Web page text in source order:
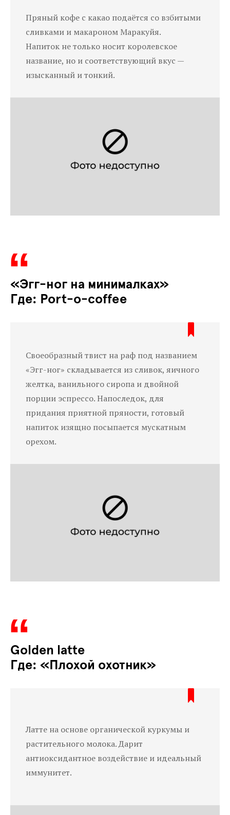
Пряный кофе с какао подаётся со взбитыми
сливками и макароном Маракуйя.
Напиток не только носит королевское
название, но и соответствующий вкус —
изысканный и тонкий.
«Эгг-ног на минималках»
Где: Port-o-coffee
Своеобразный твист на раф под названием
«Эгг-ног» складывается из сливок, яичного
желтка, ванильного сиропа и двойной
порции эспрессо. Напоследок, для
придания приятной пряности, готовый
напиток изящно посыпается мускатным
орехом.
Golden latte
Где: «Плохой охотник»
Латте на основе органической куркумы и
растительного молока. Дарит
антиоксидантное воздействие и идеальный
иммунитет.